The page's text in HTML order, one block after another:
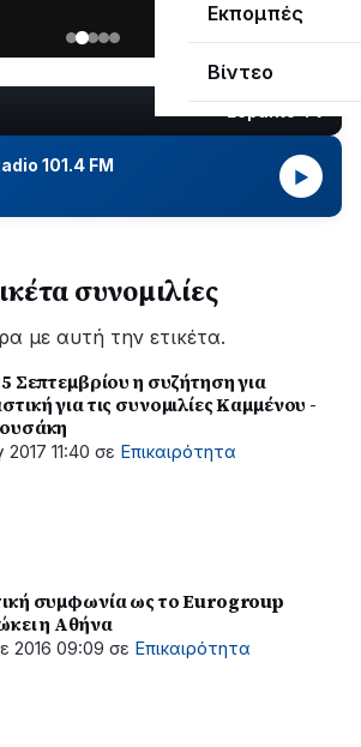
Εκπομπές
Βίντεο
101.4 FM
▶
συνομιλίες
με αυτή την ετικέτα.
Σεπτεμβρίου η συζήτηση για
για τις συνομιλίες Καμμένου -
2017 11:40 σε Επικαιρότητα
συμφωνία ως το Eurogroup
η Αθήνα
2016 09:09 σε Επικαιρότητα